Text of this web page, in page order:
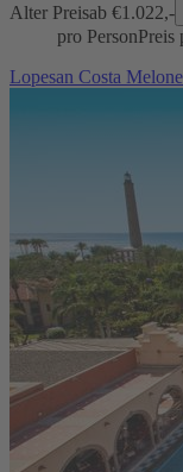
Alter Preisab €1.022,-
pro PersonPreis
Lopesan Costa